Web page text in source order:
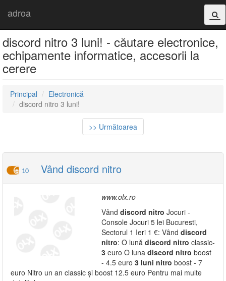
adroa
discord nitro 3 luni! - căutare electronice,
echipamente informatice, accesorii la
cerere
Principal
Electronică
discord nitro 3 luni!
>> Următoarea
10 Vând discord nitro
www.olx.ro
Vând discord nitro Jocuri -
Console Jocuri 5 lei Bucuresti,
Sectorul 1 Ieri 1 €: Vând discord
nitro: O lună discord nitro classic-
3 euro O luna discord nitro boost
- 4.5 euro 3 luni nitro boost - 7
euro Nitro un an classic și boost 12.5 euro Pentru mai multe